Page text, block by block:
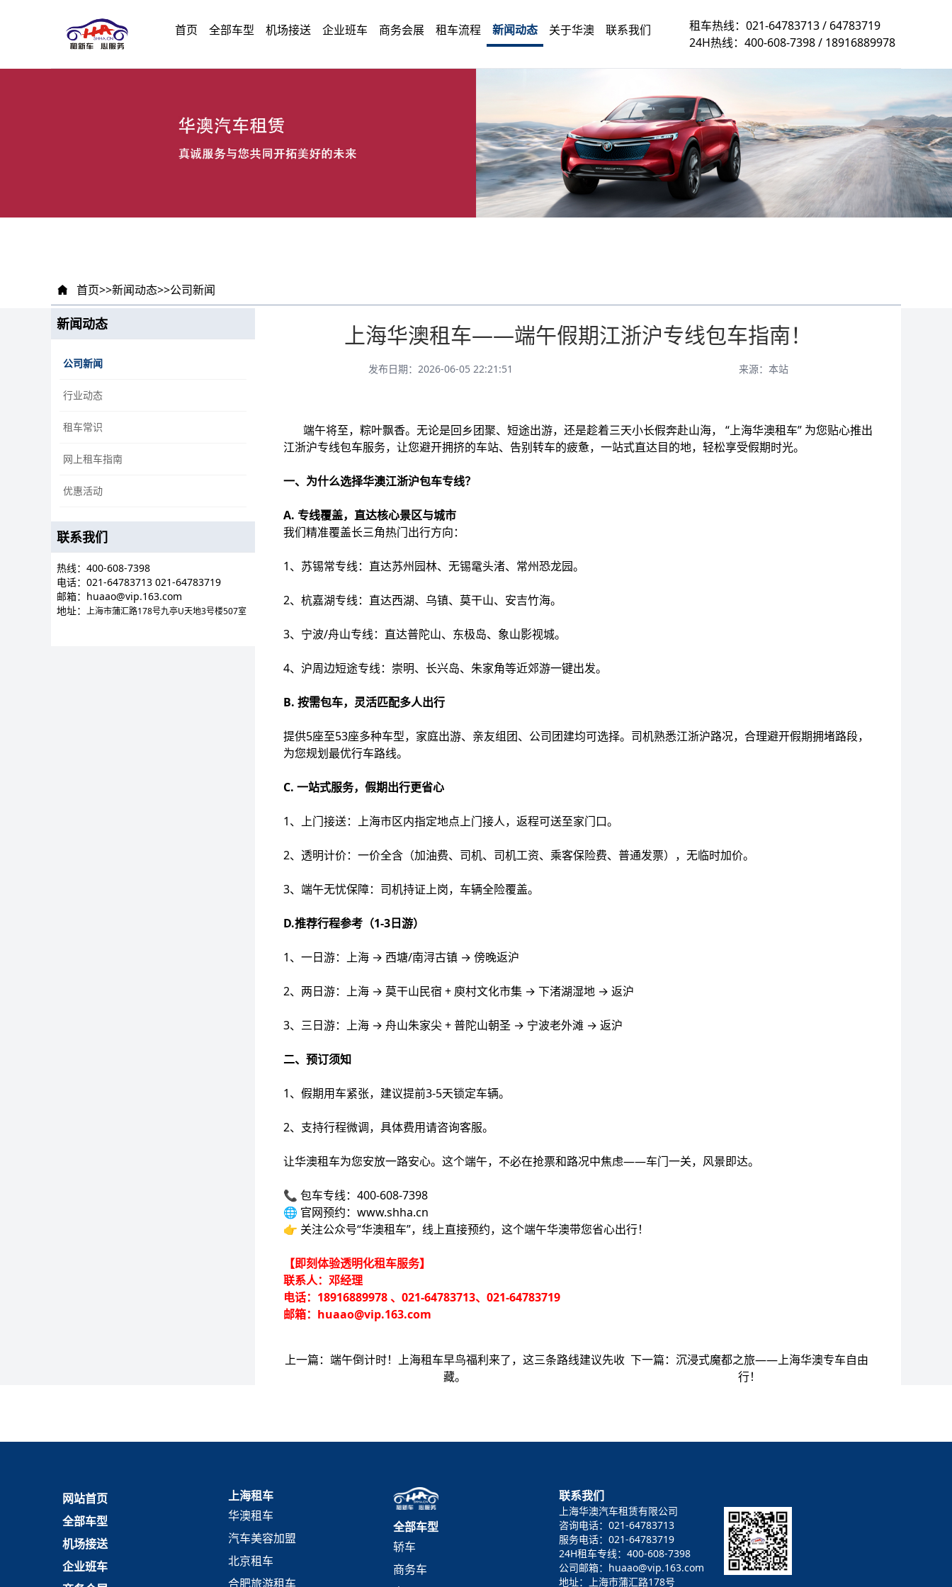
首页 全部车型 机场接送 企业班车 商务会展 租车流程 新闻动态 关于华澳 联系我们 租车热线： 021-64783713/ 64783719
24H热线： 400-608-7398/ 18916889978
首页>>新闻动态>>公司新闻
新闻动态
公司新闻
行业动态
租车常识
网上租车指南
优惠活动
联系我们
热线：400-608-7398
电话： 021-64783713 021-64783719
邮箱：huaao@vip.163.com
地址： 上海市蒲汇路178号九亭U天地3号楼507室
上海华澳租车——端午假期江浙沪专线包车指南！
发布日期：2026-06-05 22:21:51 来源：本站
端午将至，粽叶飘香。无论是回乡团聚、短途出游，还是趁着三天小长假奔赴山海， “上海华澳租车” 为您贴心推出
江浙沪专线包车服务，让您避开拥挤的车站、告别转车的疲惫，一站式直达目的地，轻松享受假期时光。
一、为什么选择华澳江浙沪包车专线？
A. 专线覆盖，直达核心景区与城市
我们精准覆盖长三角热门出行方向：
1、苏锡常专线：直达苏州园林、无锡鼋头渚、常州恐龙园。
2、杭嘉湖专线：直达西湖、乌镇、莫干山、安吉竹海。
3、宁波/舟山专线：直达普陀山、东极岛、象山影视城。
4、沪周边短途专线：崇明、长兴岛、朱家角等近郊游一键出发。
B. 按需包车，灵活匹配多人出行
提供5座至53座多种车型，家庭出游、亲友组团、公司团建均可选择。司机熟悉江浙沪路况，合理避开假期拥堵路段，
为您规划最优行车路线。
C. 一站式服务，假期出行更省心
1、上门接送：上海市区内指定地点上门接人，返程可送至家门口。
2、透明计价：一价全含（加油费、司机、司机工资、乘客保险费、普通发票），无临时加价。
3、端午无忧保障：司机持证上岗，车辆全险覆盖。
D.推荐行程参考（1-3日游）
1、一日游：上海 → 西塘/南浔古镇 → 傍晚返沪
2、两日游：上海 → 莫干山民宿 + 庾村文化市集 → 下渚湖湿地 → 返沪
3、三日游：上海 → 舟山朱家尖 + 普陀山朝圣 → 宁波老外滩 → 返沪
二、预订须知
1、假期用车紧张，建议提前3-5天锁定车辆。
2、支持行程微调，具体费用请咨询客服。
让华澳租车为您安放一路安心。这个端午，不必在抢票和路况中焦虑——车门一关，风景即达。
📞 包车专线：400-608-7398
🌐 官网预约：www.shha.cn
👉 关注公众号“华澳租车”，线上直接预约，这个端午华澳带您省心出行！
【即刻体验透明化租车服务】
联系人：邓经理
电话：18916889978 、021-64783713、021-64783719
邮箱：huaao@vip.163.com
上一篇：端午倒计时！上海租车早鸟福利来了，这三条路线建议先收
藏。
下一篇：沉浸式魔都之旅——上海华澳专车自由
行！
网站首页
全部车型
机场接送
企业班车
上海租车
华澳租车
汽车美容加盟
北京租车
合肥旅游租车
全部车型
轿车
商务车
联系我们
上海华澳汽车租赁有限公司
咨询电话：021-64783713
服务电话：021-64783719
24H租车专线：400-608-7398
公司邮箱：huaao@vip.163.com
地址：上海市蒲汇路178号